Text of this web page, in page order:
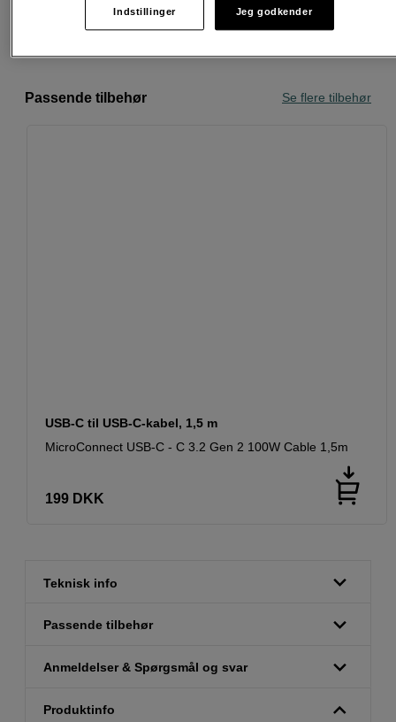
Personlig service og ekspertrådgivning
Passende tilbehør Se flere tilbehør
USB-C til USB-C-kabel, 1,5 m
MicroConnect USB-C - C 3.2 Gen 2 100W Cable 1,5m
199 DKK
Teknisk info
Passende tilbehør
Anmeldelser & Spørgsmål og svar
Produktinfo
Indstillinger Jeg godkender